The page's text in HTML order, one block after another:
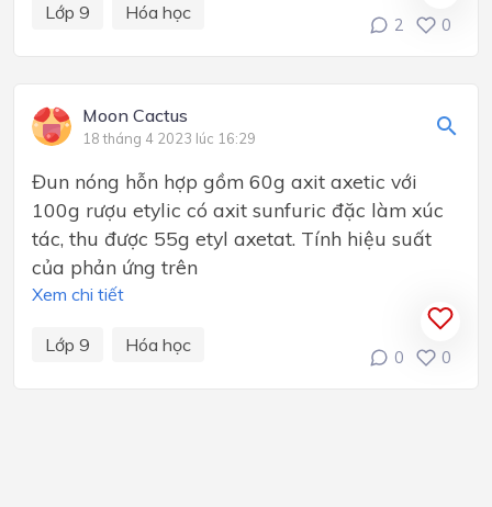
Lớp 9 Hóa học
2 0
Moon Cactus
18 tháng 4 2023 lúc 16:29
Đun nóng hỗn hợp gồm 60g axit axetic với
100g rượu etylic có axit sunfuric đặc làm xúc
tác, thu được 55g etyl axetat. Tính hiệu suất
của phản ứng trên
Xem chi tiết
Lớp 9 Hóa học
0 0